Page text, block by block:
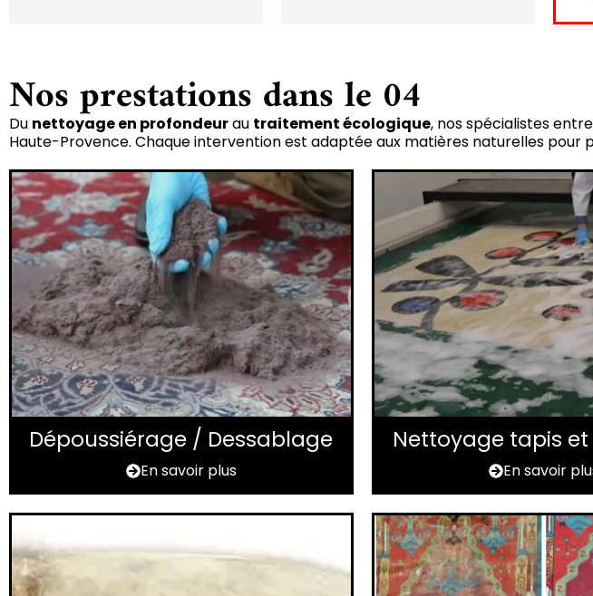
Nos prestations dans le 04
Du nettoyage en profondeurau traitement écologique, nos spécialistes
Haute-Provence. Chaque intervention est adaptée aux matières naturelles pour
Dépoussiérage / Dessablage
En savoir plus
Nettoyage tapis
En savoir